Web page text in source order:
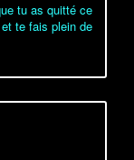
tu as quitté ce
te fais plein de